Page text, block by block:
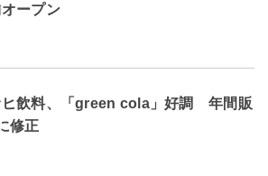
ープン
ヒ飲料、「green cola」好調 年間販
修正